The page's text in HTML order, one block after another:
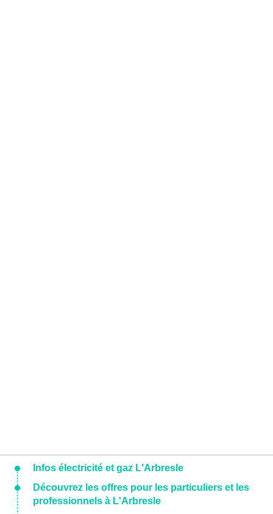
Infos électricité et gaz L'Arbresle
Découvrez les offres pour les particuliers et les
professionnels à L'Arbresle